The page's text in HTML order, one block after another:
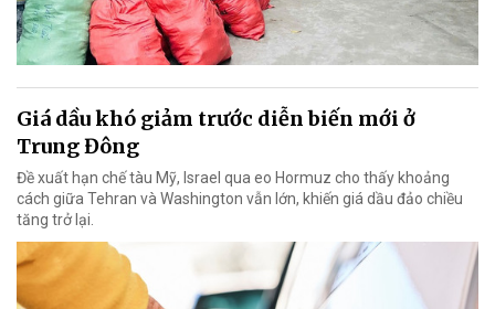
Giá dầu khó giảm trước diễn biến mới ở
Trung Đông
Đề xuất hạn chế tàu Mỹ, Israel qua eo Hormuz cho thấy khoảng
cách giữa Tehran và Washington vẫn lớn, khiến giá dầu đảo chiều
tăng trở lại.